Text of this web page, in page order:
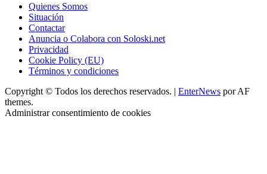
Quienes Somos
Situación
Contactar
Anuncia o Colabora con Soloski.net
Privacidad
Cookie Policy (EU)
Términos y condiciones
Copyright © Todos los derechos reservados. | EnterNews por AF
themes.
Administrar consentimiento de cookies